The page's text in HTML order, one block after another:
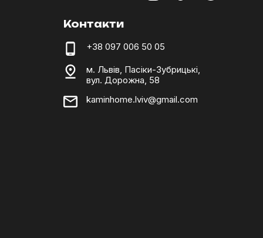
Контакти
+38 097 006 50 05
м. Львів, Пасіки-Зубрицькі,
вул. Дорожна, 58
kaminhome.lviv@gmail.com